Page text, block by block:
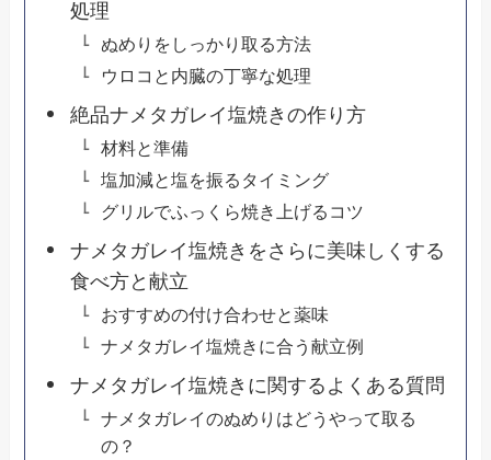
処理
ぬめりをしっかり取る方法
ウロコと内臓の丁寧な処理
絶品ナメタガレイ塩焼きの作り方
材料と準備
塩加減と塩を振るタイミング
グリルでふっくら焼き上げるコツ
ナメタガレイ塩焼きをさらに美味しくする
食べ方と献立
おすすめの付け合わせと薬味
ナメタガレイ塩焼きに合う献立例
ナメタガレイ塩焼きに関するよくある質問
ナメタガレイのぬめりはどうやって取る
の？